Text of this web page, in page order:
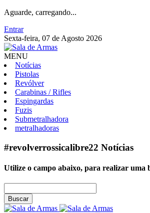
Aguarde, carregando...
Entrar
Sexta-feira, 07 de Agosto 2026
MENU
Notícias
Pistolas
Revólver
Carabinas / Rifles
Espingardas
Fuzis
Submetralhadora
metralhadoras
#revolverrossicalibre22 Notícias
Utilize o campo abaixo, para realizar uma
Buscar